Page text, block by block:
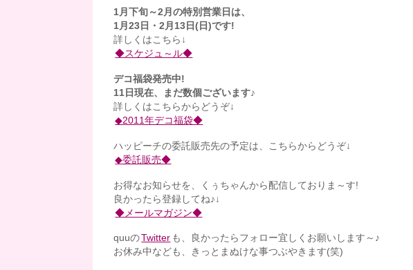
1月下旬～2月の特別営業日は、
1月23日・2月13日(日)です!
詳しくはこちら↓
◆スケジュ～ル◆
デコ福袋発売中!
11日現在、まだ数個ございます♪
詳しくはこちらからどうぞ↓
◆2011年デコ福袋◆
ハッピーチの委託販売先の予定は、こちらからどうぞ↓
◆委託販売◆
お得なお知らせを、くぅちゃんから配信しておりま～す!
良かったら登録してね♪↓
◆メールマガジン◆
quuのTwitter も、良かったらフォロー宜しくお願いします～♪
お休み中なども、きっとまぬけな事つぶやきます(笑)